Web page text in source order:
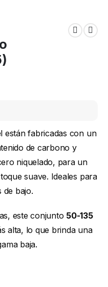
están fabricadas con un
de carbono y
niquelado, para un
suave. Ideales para
de bajo.
este conjunto 50-135
alta, lo que brinda una
baja.